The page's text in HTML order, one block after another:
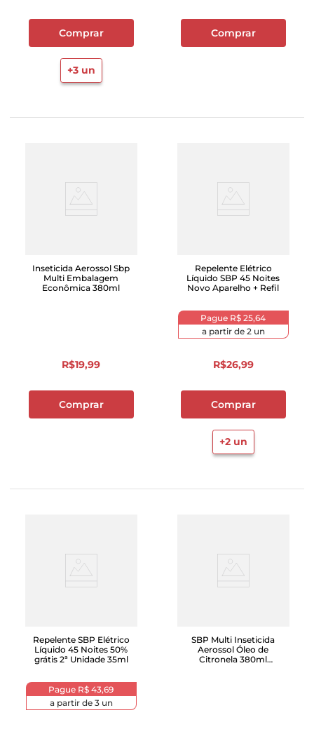
Comprar
+3un
Comprar
Inseticida Aerossol Sbp
Multi Embalagem
Econômica 380ml
R$19,99
Comprar
Repelente Elétrico
Líquido SBP 45 Noites
Novo Aparelho + Refil
Pague R$ 25,64
a partir de 2un
R$26,99
Comprar
+2un
Repelente SBP Elétrico
Líquido 45 Noites 50%
grátis 2ª Unidade 35ml
Pague R$ 43,69
a partir de 3un
SBP Multi Inseticida
Aerossol Óleo de
Citronela 380ml